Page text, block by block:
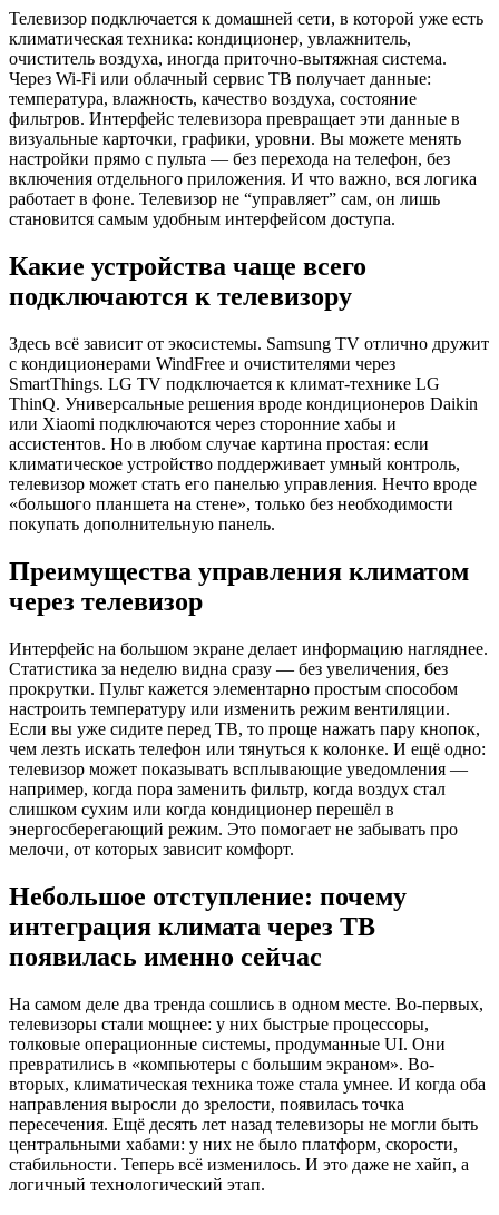
Телевизор подключается к домашней сети, в которой уже есть
климатическая техника: кондиционер, увлажнитель,
очиститель воздуха, иногда приточно-вытяжная система.
Через Wi-Fi или облачный сервис ТВ получает данные:
температура, влажность, качество воздуха, состояние
фильтров. Интерфейс телевизора превращает эти данные в
визуальные карточки, графики, уровни. Вы можете менять
настройки прямо с пульта — без перехода на телефон, без
включения отдельного приложения. И что важно, вся логика
работает в фоне. Телевизор не “управляет” сам, он лишь
становится самым удобным интерфейсом доступа.
Какие устройства чаще всего
подключаются к телевизору
Здесь всё зависит от экосистемы. Samsung TV отлично дружит
с кондиционерами WindFree и очистителями через
SmartThings. LG TV подключается к климат-технике LG
ThinQ. Универсальные решения вроде кондиционеров Daikin
или Xiaomi подключаются через сторонние хабы и
ассистентов. Но в любом случае картина простая: если
климатическое устройство поддерживает умный контроль,
телевизор может стать его панелью управления. Нечто вроде
«большого планшета на стене», только без необходимости
покупать дополнительную панель.
Преимущества управления климатом
через телевизор
Интерфейс на большом экране делает информацию нагляднее.
Статистика за неделю видна сразу — без увеличения, без
прокрутки. Пульт кажется элементарно простым способом
настроить температуру или изменить режим вентиляции.
Если вы уже сидите перед ТВ, то проще нажать пару кнопок,
чем лезть искать телефон или тянуться к колонке. И ещё одно:
телевизор может показывать всплывающие уведомления —
например, когда пора заменить фильтр, когда воздух стал
слишком сухим или когда кондиционер перешёл в
энергосберегающий режим. Это помогает не забывать про
мелочи, от которых зависит комфорт.
Небольшое отступление: почему
интеграция климата через ТВ
появилась именно сейчас
На самом деле два тренда сошлись в одном месте. Во-первых,
телевизоры стали мощнее: у них быстрые процессоры,
толковые операционные системы, продуманные UI. Они
превратились в «компьютеры с большим экраном». Во-
вторых, климатическая техника тоже стала умнее. И когда оба
направления выросли до зрелости, появилась точка
пересечения. Ещё десять лет назад телевизоры не могли быть
центральными хабами: у них не было платформ, скорости,
стабильности. Теперь всё изменилось. И это даже не хайп, а
логичный технологический этап.